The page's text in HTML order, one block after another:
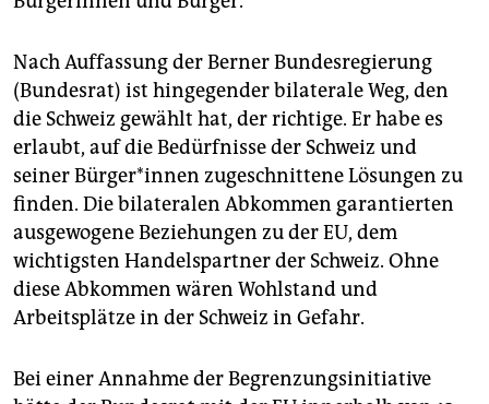
Nach Auffassung der Berner Bundesregierung
(Bundesrat) ist hingegender bilaterale Weg, den
die Schweiz gewählt hat, der richtige. Er habe es
erlaubt, auf die Bedürfnisse der Schweiz und
seiner Bürger*innen zugeschnittene Lösungen zu
finden. Die bilateralen Abkommen garantierten
ausgewogene Beziehungen zu der EU, dem
wichtigsten Handelspartner der Schweiz. Ohne
diese Abkommen wären Wohlstand und
Arbeitsplätze in der Schweiz in Gefahr.
Bei einer Annahme der Begrenzungsinitiative